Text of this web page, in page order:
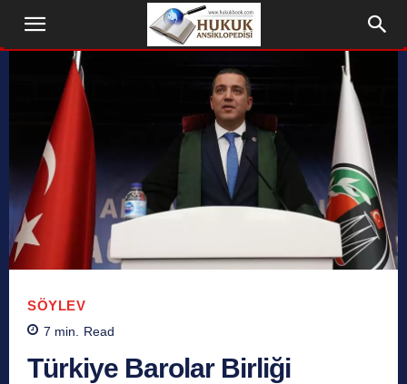
SÖYLEV
7 min. Read
Türkiye Barolar Birliği